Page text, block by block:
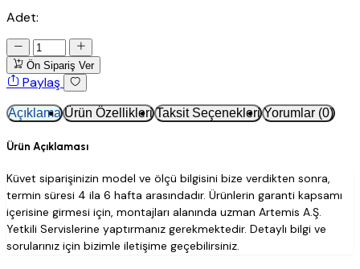
Adet:
Ön Sipariş Ver
Paylaş
Açıklama Ürün Özellikleri Taksit Seçenekleri Yorumlar (0)
Ürün Açıklaması
Küvet siparişinizin model ve ölçü bilgisini bize verdikten sonra,
termin süresi 4 ila 6 hafta arasındadır. Ürünlerin garanti kapsamı
içerisine girmesi için, montajları alanında uzman Artemis A.Ş.
Yetkili Servislerine yaptırmanız gerekmektedir. Detaylı bilgi ve
sorularınız için bizimle iletişime geçebilirsiniz.